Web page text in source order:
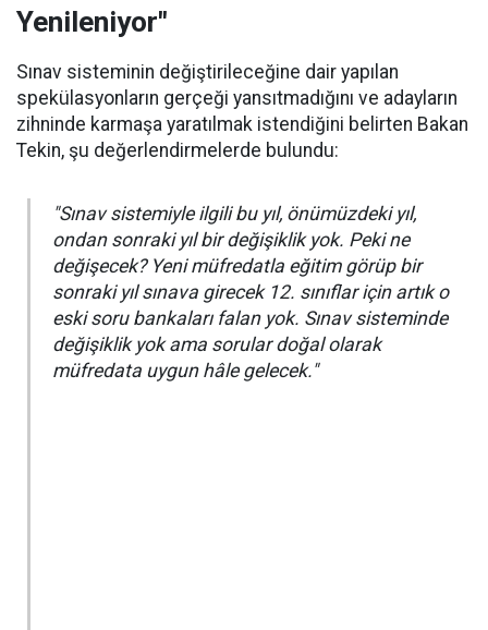
Yenileniyor"
Sınav sisteminin değiştirileceğine dair yapılan
spekülasyonların gerçeği yansıtmadığını ve adayların
zihninde karmaşa yaratılmak istendiğini belirten Bakan
Tekin, şu değerlendirmelerde bulundu:
"Sınav sistemiyle ilgili bu yıl, önümüzdeki yıl,
ondan sonraki yıl bir değişiklik yok. Peki ne
değişecek? Yeni müfredatla eğitim görüp bir
sonraki yıl sınava girecek 12. sınıflar için artık o
eski soru bankaları falan yok. Sınav sisteminde
değişiklik yok ama sorular doğal olarak
müfredata uygun hâle gelecek."